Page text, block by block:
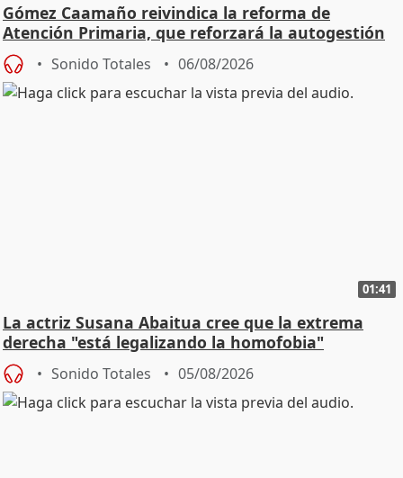
Gómez Caamaño reivindica la reforma de
Atención Primaria, que reforzará la autogestión
Sonido Totales 06/08/2026
01:41
La actriz Susana Abaitua cree que la extrema
derecha "está legalizando la homofobia"
Sonido Totales 05/08/2026